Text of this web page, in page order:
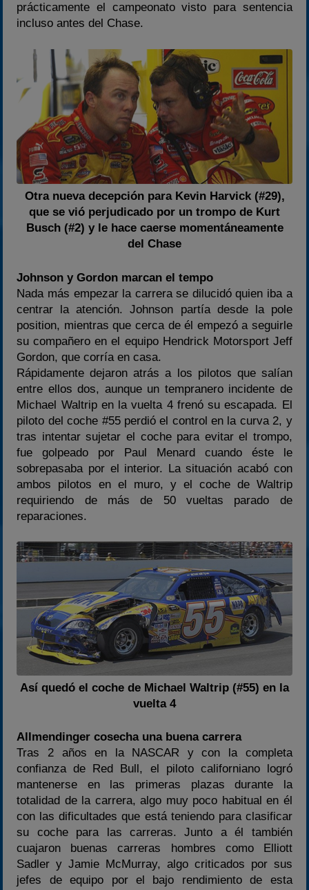
prácticamente el campeonato visto para sentencia
incluso antes del Chase.
Otra nueva decepción para Kevin Harvick (#29),
que se vió perjudicado por un trompo de Kurt
Busch (#2) y le hace caerse momentáneamente
del Chase
Johnson y Gordon marcan el tempo
Nada más empezar la carrera se dilucidó quien iba a
centrar la atención. Johnson partía desde la pole
position, mientras que cerca de él empezó a seguirle
su compañero en el equipo Hendrick Motorsport Jeff
Gordon, que corría en casa.
Rápidamente dejaron atrás a los pilotos que salían
entre ellos dos, aunque un tempranero incidente de
Michael Waltrip en la vuelta 4 frenó su escapada. El
piloto del coche #55 perdió el control en la curva 2, y
tras intentar sujetar el coche para evitar el trompo,
fue golpeado por Paul Menard cuando éste le
sobrepasaba por el interior. La situación acabó con
ambos pilotos en el muro, y el coche de Waltrip
requiriendo de más de 50 vueltas parado de
reparaciones.
Así quedó el coche de Michael Waltrip (#55) en la
vuelta 4
Allmendinger cosecha una buena carrera
Tras 2 años en la NASCAR y con la completa
confianza de Red Bull, el piloto californiano logró
mantenerse en las primeras plazas durante la
totalidad de la carrera, algo muy poco habitual en él
con las dificultades que está teniendo para clasificar
su coche para las carreras. Junto a él también
cuajaron buenas carreras hombres como Elliott
Sadler y Jamie McMurray, algo criticados por sus
jefes de equipo por el bajo rendimiento de esta